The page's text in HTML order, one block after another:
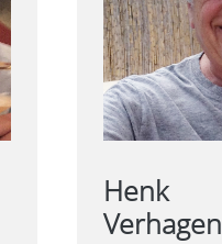
Henk
Verhagen